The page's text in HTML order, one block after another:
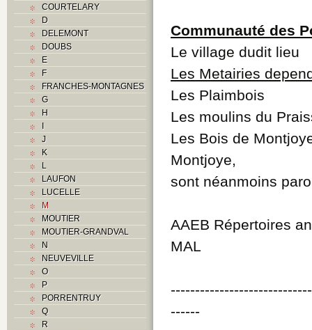
COURTELARY
D
DELEMONT
DOUBS
E
F
FRANCHES-MONTAGNES
G
H
I
J
K
L
LAUFON
LUCELLE
M
MOUTIER
MOUTIER-GRANDVAL
N
NEUVEVILLE
O
P
PORRENTRUY
Q
R
Communauté des
Le village dudit lieu
Les Metairies
Les Plaimbois
Les moulins du
Les Bois de
Montjoye,
sont néanmoins
AAEB Répertoires
MAL
------